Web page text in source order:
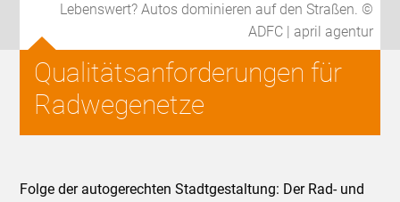
Lebenswert? Autos dominieren auf den Straßen. ©
ADFC | april agentur
Qualitätsanforderungen für
Radwegenetze
Folge der autogerechten Stadtgestaltung: Der Rad- und